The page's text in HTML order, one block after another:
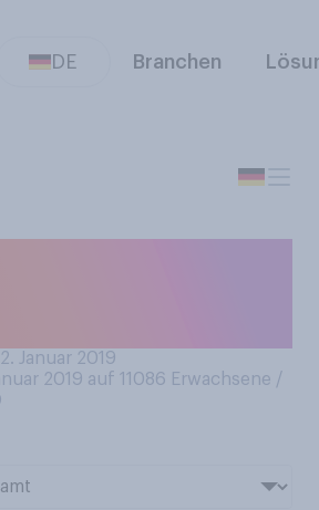
DE Branchen
Januar 2019
2019 auf 11086 Erwachsene /